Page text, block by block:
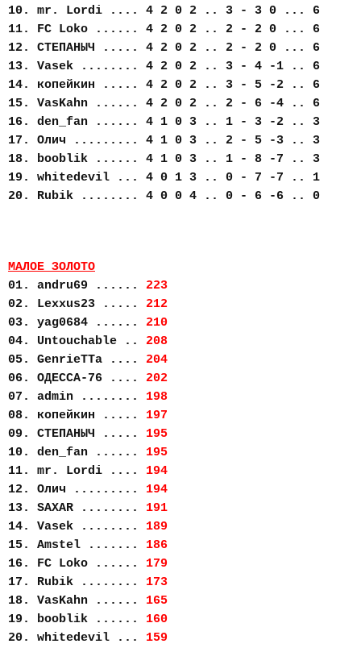
10. mr. Lordi .... 4 2 0 2 .. 3 - 3 0 ... 6
11. FC Loko ...... 4 2 0 2 .. 2 - 2 0 ... 6
12. СТЕПАНЫЧ ..... 4 2 0 2 .. 2 - 2 0 ... 6
13. Vasek ........ 4 2 0 2 .. 3 - 4 -1 .. 6
14. копейкин ..... 4 2 0 2 .. 3 - 5 -2 .. 6
15. VasKahn ...... 4 2 0 2 .. 2 - 6 -4 .. 6
16. den_fan ...... 4 1 0 3 .. 1 - 3 -2 .. 3
17. Олич ......... 4 1 0 3 .. 2 - 5 -3 .. 3
18. booblik ...... 4 1 0 3 .. 1 - 8 -7 .. 3
19. whitedevil ... 4 0 1 3 .. 0 - 7 -7 .. 1
20. Rubik ........ 4 0 0 4 .. 0 - 6 -6 .. 0
МАЛОЕ ЗОЛОТО
01. andru69 ...... 223
02. Lexxus23 ..... 212
03. yag0684 ...... 210
04. Untouchable .. 208
05. GenrieTTa .... 204
06. ОДЕССА-76 .... 202
07. admin ........ 198
08. копейкин ..... 197
09. СТЕПАНЫЧ ..... 195
10. den_fan ...... 195
11. mr. Lordi .... 194
12. Олич ......... 194
13. SAXAR ........ 191
14. Vasek ........ 189
15. Amstel ....... 186
16. FC Loko ...... 179
17. Rubik ........ 173
18. VasKahn ...... 165
19. booblik ...... 160
20. whitedevil ... 159